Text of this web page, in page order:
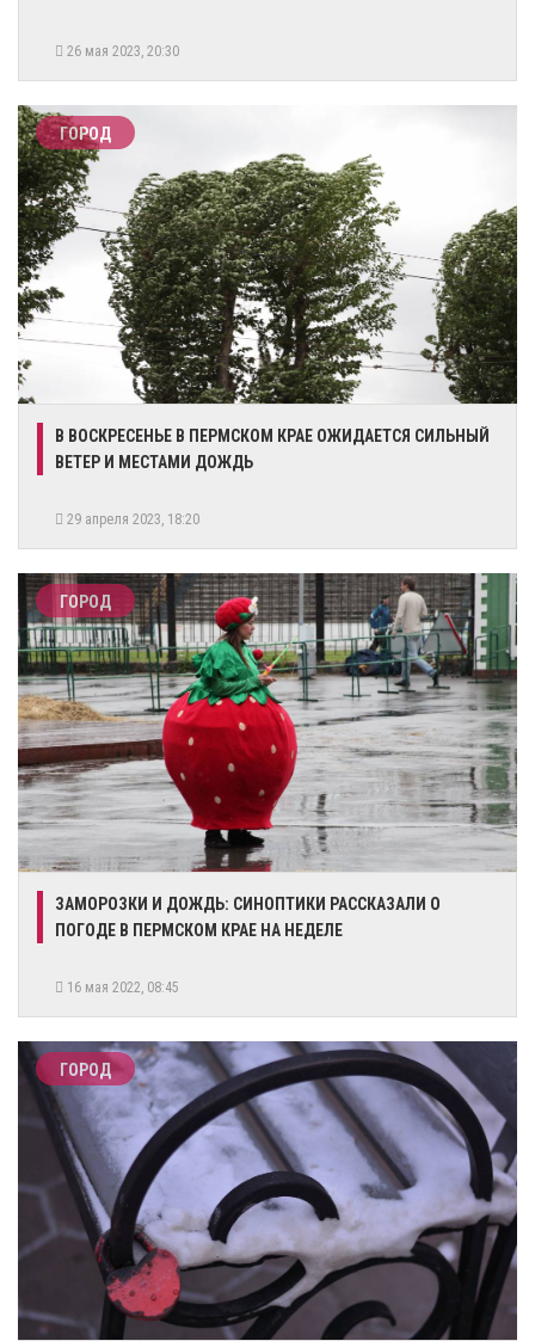
26 мая 2023, 20:30
ГОРОД
​В ВОСКРЕСЕНЬЕ В ПЕРМСКОМ КРАЕ ОЖИДАЕТСЯ СИЛЬНЫЙ
ВЕТЕР И МЕСТАМИ ДОЖДЬ
29 апреля 2023, 18:20
ГОРОД
​ЗАМОРОЗКИ И ДОЖДЬ: СИНОПТИКИ РАССКАЗАЛИ О
ПОГОДЕ В ПЕРМСКОМ КРАЕ НА НЕДЕЛЕ
16 мая 2022, 08:45
ГОРОД